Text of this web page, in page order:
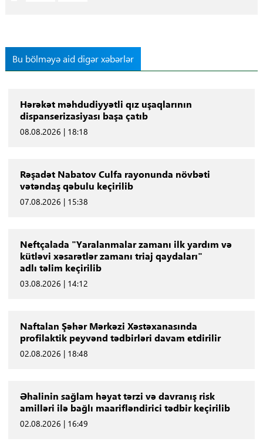
Bu bölməyə aid digər xəbərlər
Hərəkət məhdudiyyətli qız uşaqlarının
dispanserizasiyası başa çatıb
08.08.2026 | 18:18
Rəşadət Nabatov Culfa rayonunda növbəti
vətəndaş qəbulu keçirilib
07.08.2026 | 15:38
Neftçalada "Yaralanmalar zamanı ilk yardım və
kütləvi xəsarətlər zamanı triaj qaydaları"
adlı təlim keçirilib
03.08.2026 | 14:12
Naftalan Şəhər Mərkəzi Xəstəxanasında
profilaktik peyvənd tədbirləri davam etdirilir
02.08.2026 | 18:48
Əhalinin sağlam həyat tərzi və davranış risk
amilləri ilə bağlı maarifləndirici tədbir keçirilib
02.08.2026 | 16:49